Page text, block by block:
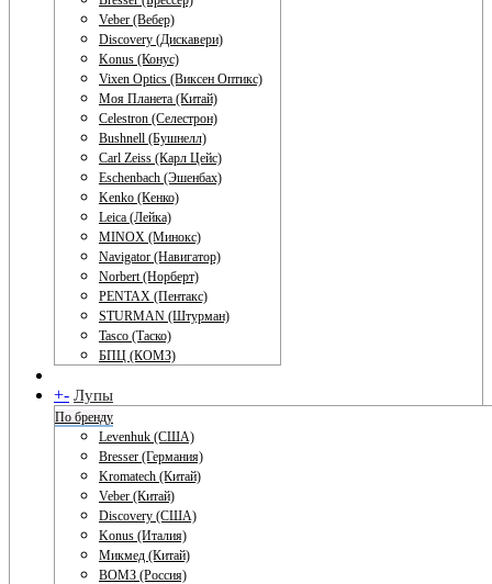
Veber (Вебер)
Discovery (Дискавери)
Konus (Конус)
Vixen Optics (Виксен Оптикс)
Моя Планета (Китай)
Celestron (Селестрон)
Bushnell (Бушнелл)
Carl Zeiss (Карл Цейс)
Eschenbach (Эшенбах)
Kenko (Кенко)
Leica (Лейка)
MINOX (Минокс)
Navigator (Навигатор)
Norbert (Норберт)
PENTAX (Пентакс)
STURMAN (Штурман)
Tasco (Таско)
БПЦ (КОМЗ)
+- Лупы
По бренду
Levenhuk (США)
Bresser (Германия)
Kromatech (Китай)
Veber (Китай)
Discovery (США)
Konus (Италия)
Микмед (Китай)
ВОМЗ (Россия)